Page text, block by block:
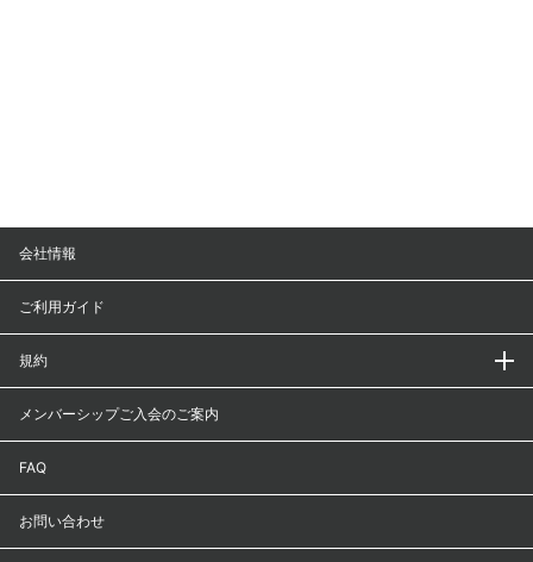
会社情報
ご利用ガイド
規約
メンバーシップご入会のご案内
FAQ
お問い合わせ